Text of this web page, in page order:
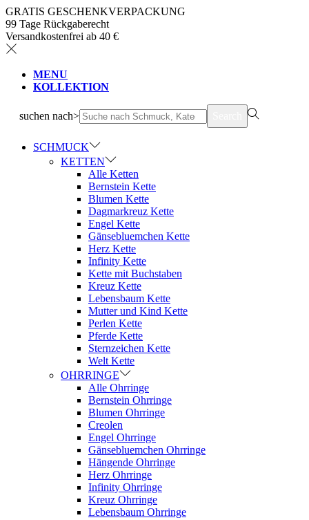
GRATIS GESCHENKVERPACKUNG
99 Tage Rückgaberecht
Versandkostenfrei ab 40 €
MENU
KOLLEKTION
suchen nach>
SCHMUCK
KETTEN
Alle Ketten
Bernstein Kette
Blumen Kette
Dagmarkreuz Kette
Engel Kette
Gänsebluemchen Kette
Herz Kette
Infinity Kette
Kette mit Buchstaben
Kreuz Kette
Lebensbaum Kette
Mutter und Kind Kette
Perlen Kette
Pferde Kette
Sternzeichen Kette
Welt Kette
OHRRINGE
Alle Ohrringe
Bernstein Ohrringe
Blumen Ohrringe
Creolen
Engel Ohrringe
Gänsebluemchen Ohrringe
Hängende Ohrringe
Herz Ohrringe
Infinity Ohrringe
Kreuz Ohrringe
Lebensbaum Ohrringe